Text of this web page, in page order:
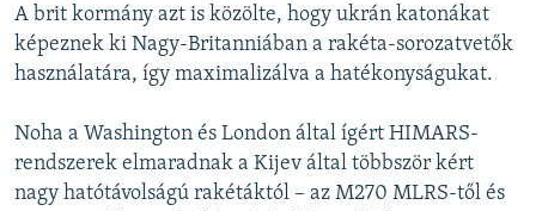
720p 1080p
1080p
A brit kormány azt is közölte, hogy ukrán katonákat
képeznek ki Nagy-Britanniában a rakéta-sorozatvetők
használatára, így maximalizálva a hatékonyságukat.
Noha a Washington és London által ígért HIMARS-
rendszerek elmaradnak a Kijev által többször kért
nagy hatótávolságú rakétáktól – az M270 MLRS-től és